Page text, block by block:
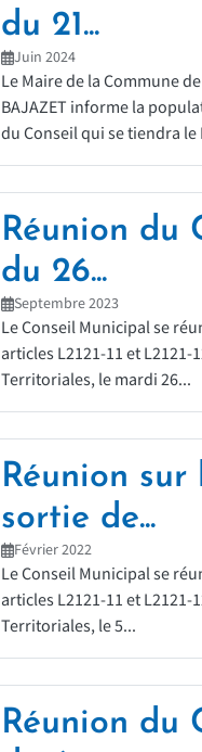
du 21...
Juin 2024
Le Maire de la Commune
BAJAZET informe la
du Conseil qui se tiendra le
Réunion du
du 26...
Septembre 2023
Le Conseil Municipal se
articles L2121-11 et L2121-
Territoriales, le mardi 26...
Réunion
sortie de...
Février 2022
Le Conseil Municipal se
articles L2121-11 et L2121-
Territoriales, le 5...
Réunion du